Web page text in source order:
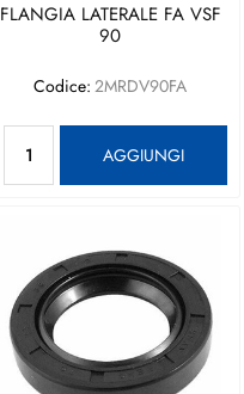
FLANGIA LATERALE FA VSF
90
Codice: 2MRDV90FA
AGGIUNGI